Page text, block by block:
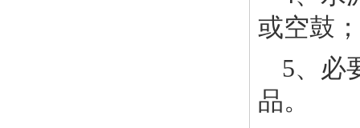
或空鼓；
5、必
品。